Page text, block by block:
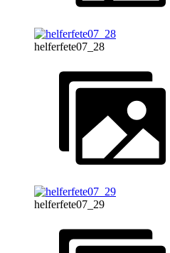
helferfete07_28
helferfete07_29